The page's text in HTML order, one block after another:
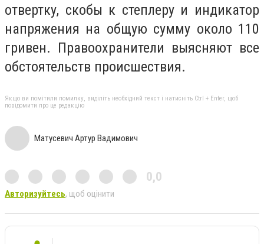
отвертку, скобы к степлеру и индикатор
напряжения на общую сумму около 110
гривен. Правоохранители выясняют все
обстоятельств происшествия.
Якщо ви помітили помилку, виділіть необхідний текст і натисніть Ctrl + Enter, щоб
повідомити про це редакцію
Матусевич Артур Вадимович
0,0
Авторизуйтесь, щоб оцінити